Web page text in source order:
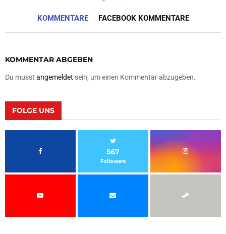
KOMMENTARE FACEBOOK KOMMENTARE
KOMMENTAR ABGEBEN
Du musst angemeldet sein, um einen Kommentar abzugeben.
FOLGE UNS
567
Followers